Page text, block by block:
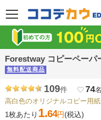
メニュー
Forestway コピーペーパ
無料配送商品
109件 favorite_border74名
高白色のオリジナルコピー用紙
1枚あたり 1.64円(税込)